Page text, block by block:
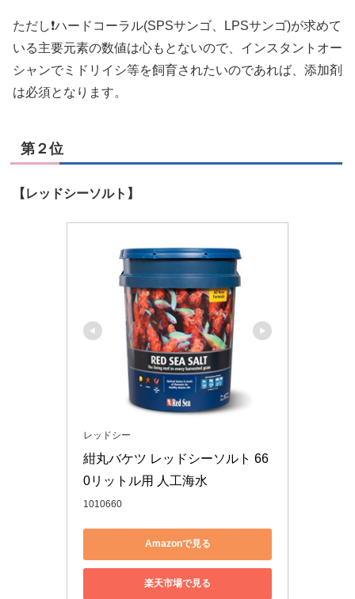
ただし❗ハードコーラル(SPSサンゴ、LPSサンゴ)が求めて
いる主要元素の数値は心もとないので、インスタントオー
シャンでミドリイシ等を飼育されたいのであれば、添加剤
は必須となります。
第２位
【レッドシーソルト】
レッドシー
紺丸バケツ レッドシーソルト 66
0リットル用 人工海水
1010660
Amazonで見る
楽天市場で見る